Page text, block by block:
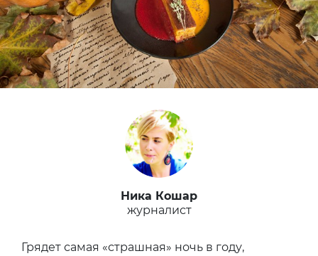
Ника Кошар
журналист
Грядет самая «страшная» ночь в году,